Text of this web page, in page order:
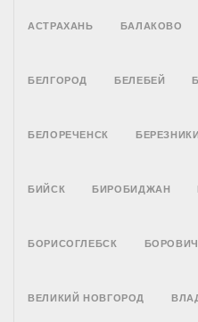
АСТРАХАНЬ БАЛАКОВО
БЕЛГОРОД БЕЛЕБЕЙ
БЕЛОРЕЧЕНСК БЕРЕЗНИКИ
БИЙСК БИРОБИДЖАН
БОРИСОГЛЕБСК
ВЕЛИКИЙ НОВГОРОД